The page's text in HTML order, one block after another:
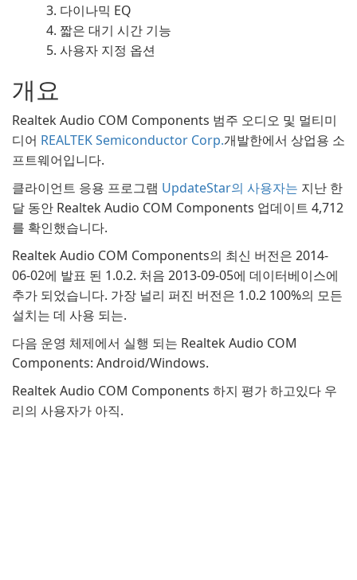
다이나믹 EQ
짧은 대기 시간 기능
사용자 지정 옵션
개요
Realtek Audio COM Components 범주 오디오 및 멀티미
디어 REALTEK Semiconductor Corp.개발한에서 상업용 소
프트웨어입니다.
클라이언트 응용 프로그램 UpdateStar의 사용자는 지난 한
달 동안 Realtek Audio COM Components 업데이트 4,712
를 확인했습니다.
Realtek Audio COM Components의 최신 버전은 2014-
06-02에 발표 된 1.0.2. 처음 2013-09-05에 데이터베이스에
추가 되었습니다. 가장 널리 퍼진 버전은 1.0.2 100%의 모든
설치는 데 사용 되는.
다음 운영 체제에서 실행 되는 Realtek Audio COM
Components: Android/Windows.
Realtek Audio COM Components 하지 평가 하고있다 우
리의 사용자가 아직.